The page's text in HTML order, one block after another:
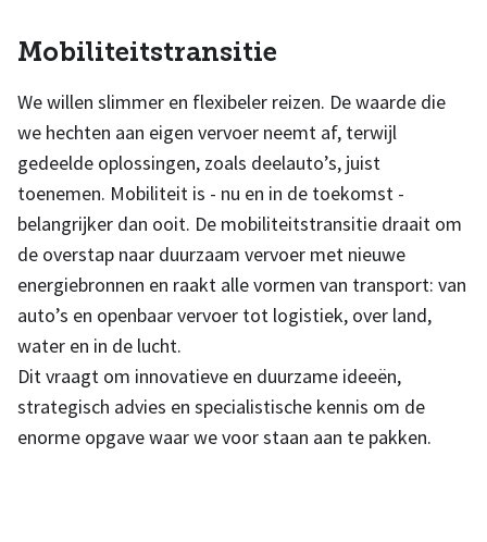
Mobiliteitstransitie
We willen slimmer en flexibeler reizen. De waarde die
we hechten aan eigen vervoer neemt af, terwijl
gedeelde oplossingen, zoals deelauto’s, juist
toenemen. Mobiliteit is - nu en in de toekomst -
belangrijker dan ooit. De mobiliteitstransitie draait om
de overstap naar duurzaam vervoer met nieuwe
energiebronnen en raakt alle vormen van transport: van
auto’s en openbaar vervoer tot logistiek, over land,
water en in de lucht.
Dit vraagt om innovatieve en duurzame ideeën,
strategisch advies en specialistische kennis om de
enorme opgave waar we voor staan aan te pakken.